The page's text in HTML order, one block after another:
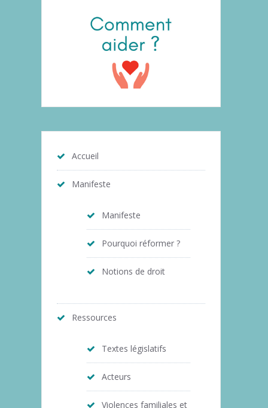
Accueil
Manifeste
Manifeste
Pourquoi réformer ?
Notions de droit
Ressources
Textes législatifs
Acteurs
Violences familiales et